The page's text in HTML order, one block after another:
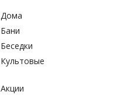
Дома
Бани
Беседки
Культовые
Акции